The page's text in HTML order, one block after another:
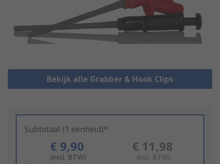
Bekijk alle Grabber & Hook Clips
Subtotaal (1 eenheid)*
€ 9,90
(excl. BTW)
€ 11,98
(incl. BTW)